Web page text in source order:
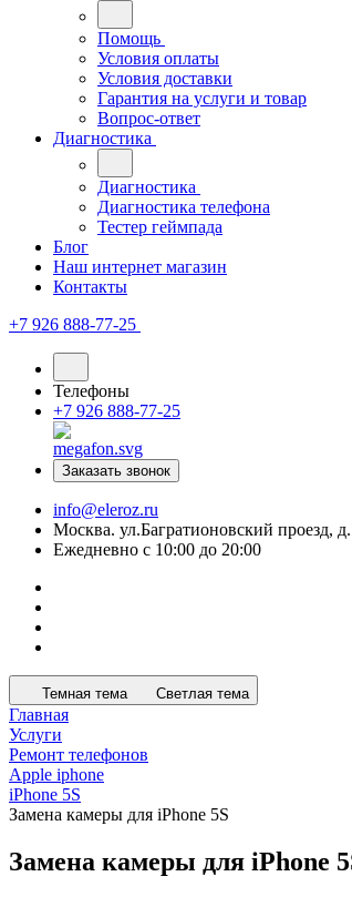
Помощь
Условия оплаты
Условия доставки
Гарантия на услуги и товар
Вопрос-ответ
Диагностика
Диагностика
Диагностика телефона
Тестер геймпада
Блог
Наш интернет магазин
Контакты
+7 926 888-77-25
Телефоны
+7 926 888-77-25
Заказать звонок
info@eleroz.ru
Москва. ул.Багратионовский проезд,
Ежедневно с 10:00 до 20:00
Темная тема Светлая тема
Главная
Услуги
Ремонт телефонов
Apple iphone
iPhone 5S
Замена камеры для iPhone 5S
Замена камеры для iPhone